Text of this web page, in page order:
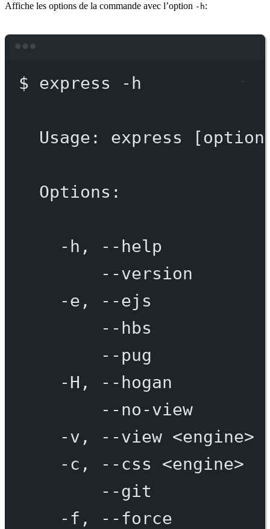
Affiche les options de la commande avec l’option -h:
$ express -h
Usage: express
Options:
-h, --help
--version
-e,
--ejs
--hbs
--pug
-H,
--hogan
--no-view
-v,
--view <engine>
-c,
--css <engine>
--git
-f,
--force